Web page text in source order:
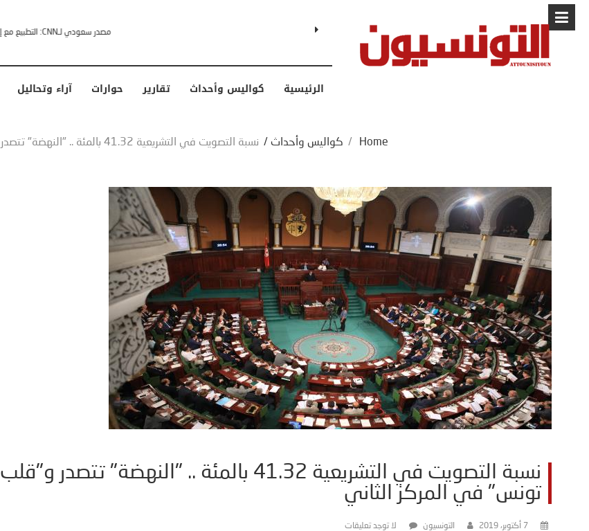
البابا: “لا أخشى ترامب” .. ردا على انتقادات وجهها له الرئيس الأمريكي
الرئيسية كواليس وأحداث تقارير حوارات آراء وتحاليل
Home
/ كواليس وأحداث / نسبة التصويت في التشريعية 41.32 بالمئة .. "النهضة" تتصدر و"قلب تونس" في المركز الثاني
نسبة التصويت في التشريعية 41.32 بالمئة .. "النهضة" تتصدر و"قلب
تونس" في المركز الثاني
7 أكتوبر، 2019 التونسيون لا توجد تعليقات